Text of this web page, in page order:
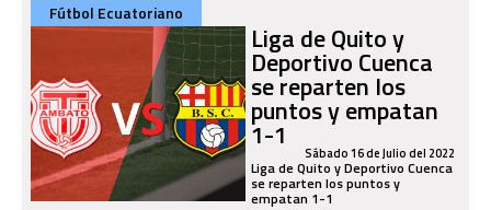
Fútbol Ecuatoriano
Liga de Quito y
Deportivo Cuenca
se reparten los
puntos y empatan
1-1 Sábado 16 de Julio del 2022
Liga de Quito y Deportivo Cuenca
se reparten los puntos y
empatan 1-1